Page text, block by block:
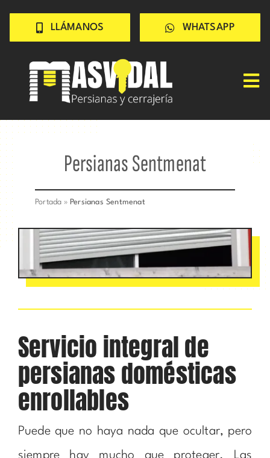
Saltar
contenido
LLÁMANOS WHATSAPP
Inicio
CERRAJERÍA
TRABAJOS
CONÓCENOS
Contacto rápido
Persianas Sentmenat
Portada » Persianas Sentmenat
Servicio integral de
persianas domésticas
enrollables
Puede que no haya nada que ocultar, pero
siempre hay mucho que proteger. Las